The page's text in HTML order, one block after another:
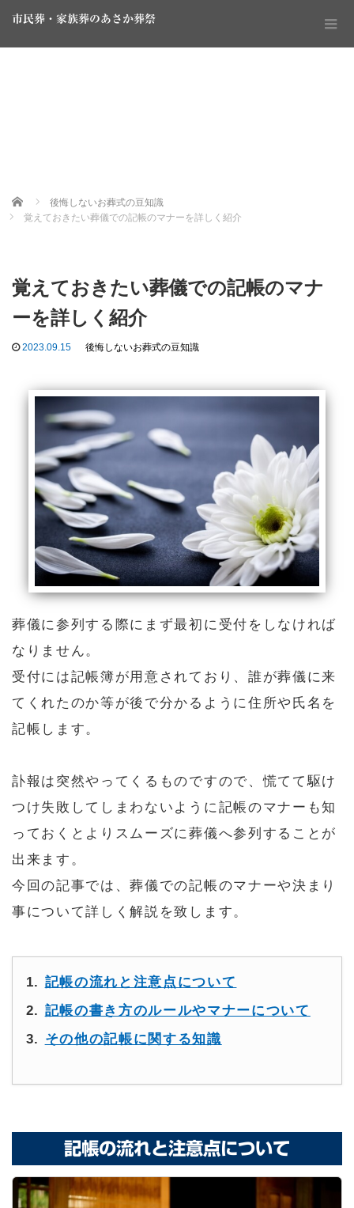
市民葬・家族葬のあさか葬祭
Home
後悔しないお葬式の豆知識
覚えておきたい葬儀での記帳のマナーを詳しく紹介
覚えておきたい葬儀での記帳のマナ
ーを詳しく紹介
2023.09.15 後悔しないお葬式の豆知識
葬儀に参列する際にまず最初に受付をしなければ
なりません。
受付には記帳簿が用意されており、誰が葬儀に来
てくれたのか等が後で分かるように住所や氏名を
記帳します。
訃報は突然やってくるものですので、慌てて駆け
つけ失敗してしまわないように記帳のマナーも知
っておくとよりスムーズに葬儀へ参列することが
出来ます。
今回の記事では、葬儀での記帳のマナーや決まり
事について詳しく解説を致します。
記帳の流れと注意点について
記帳の書き方のルールやマナーについて
その他の記帳に関する知識
記帳の流れと注意点について